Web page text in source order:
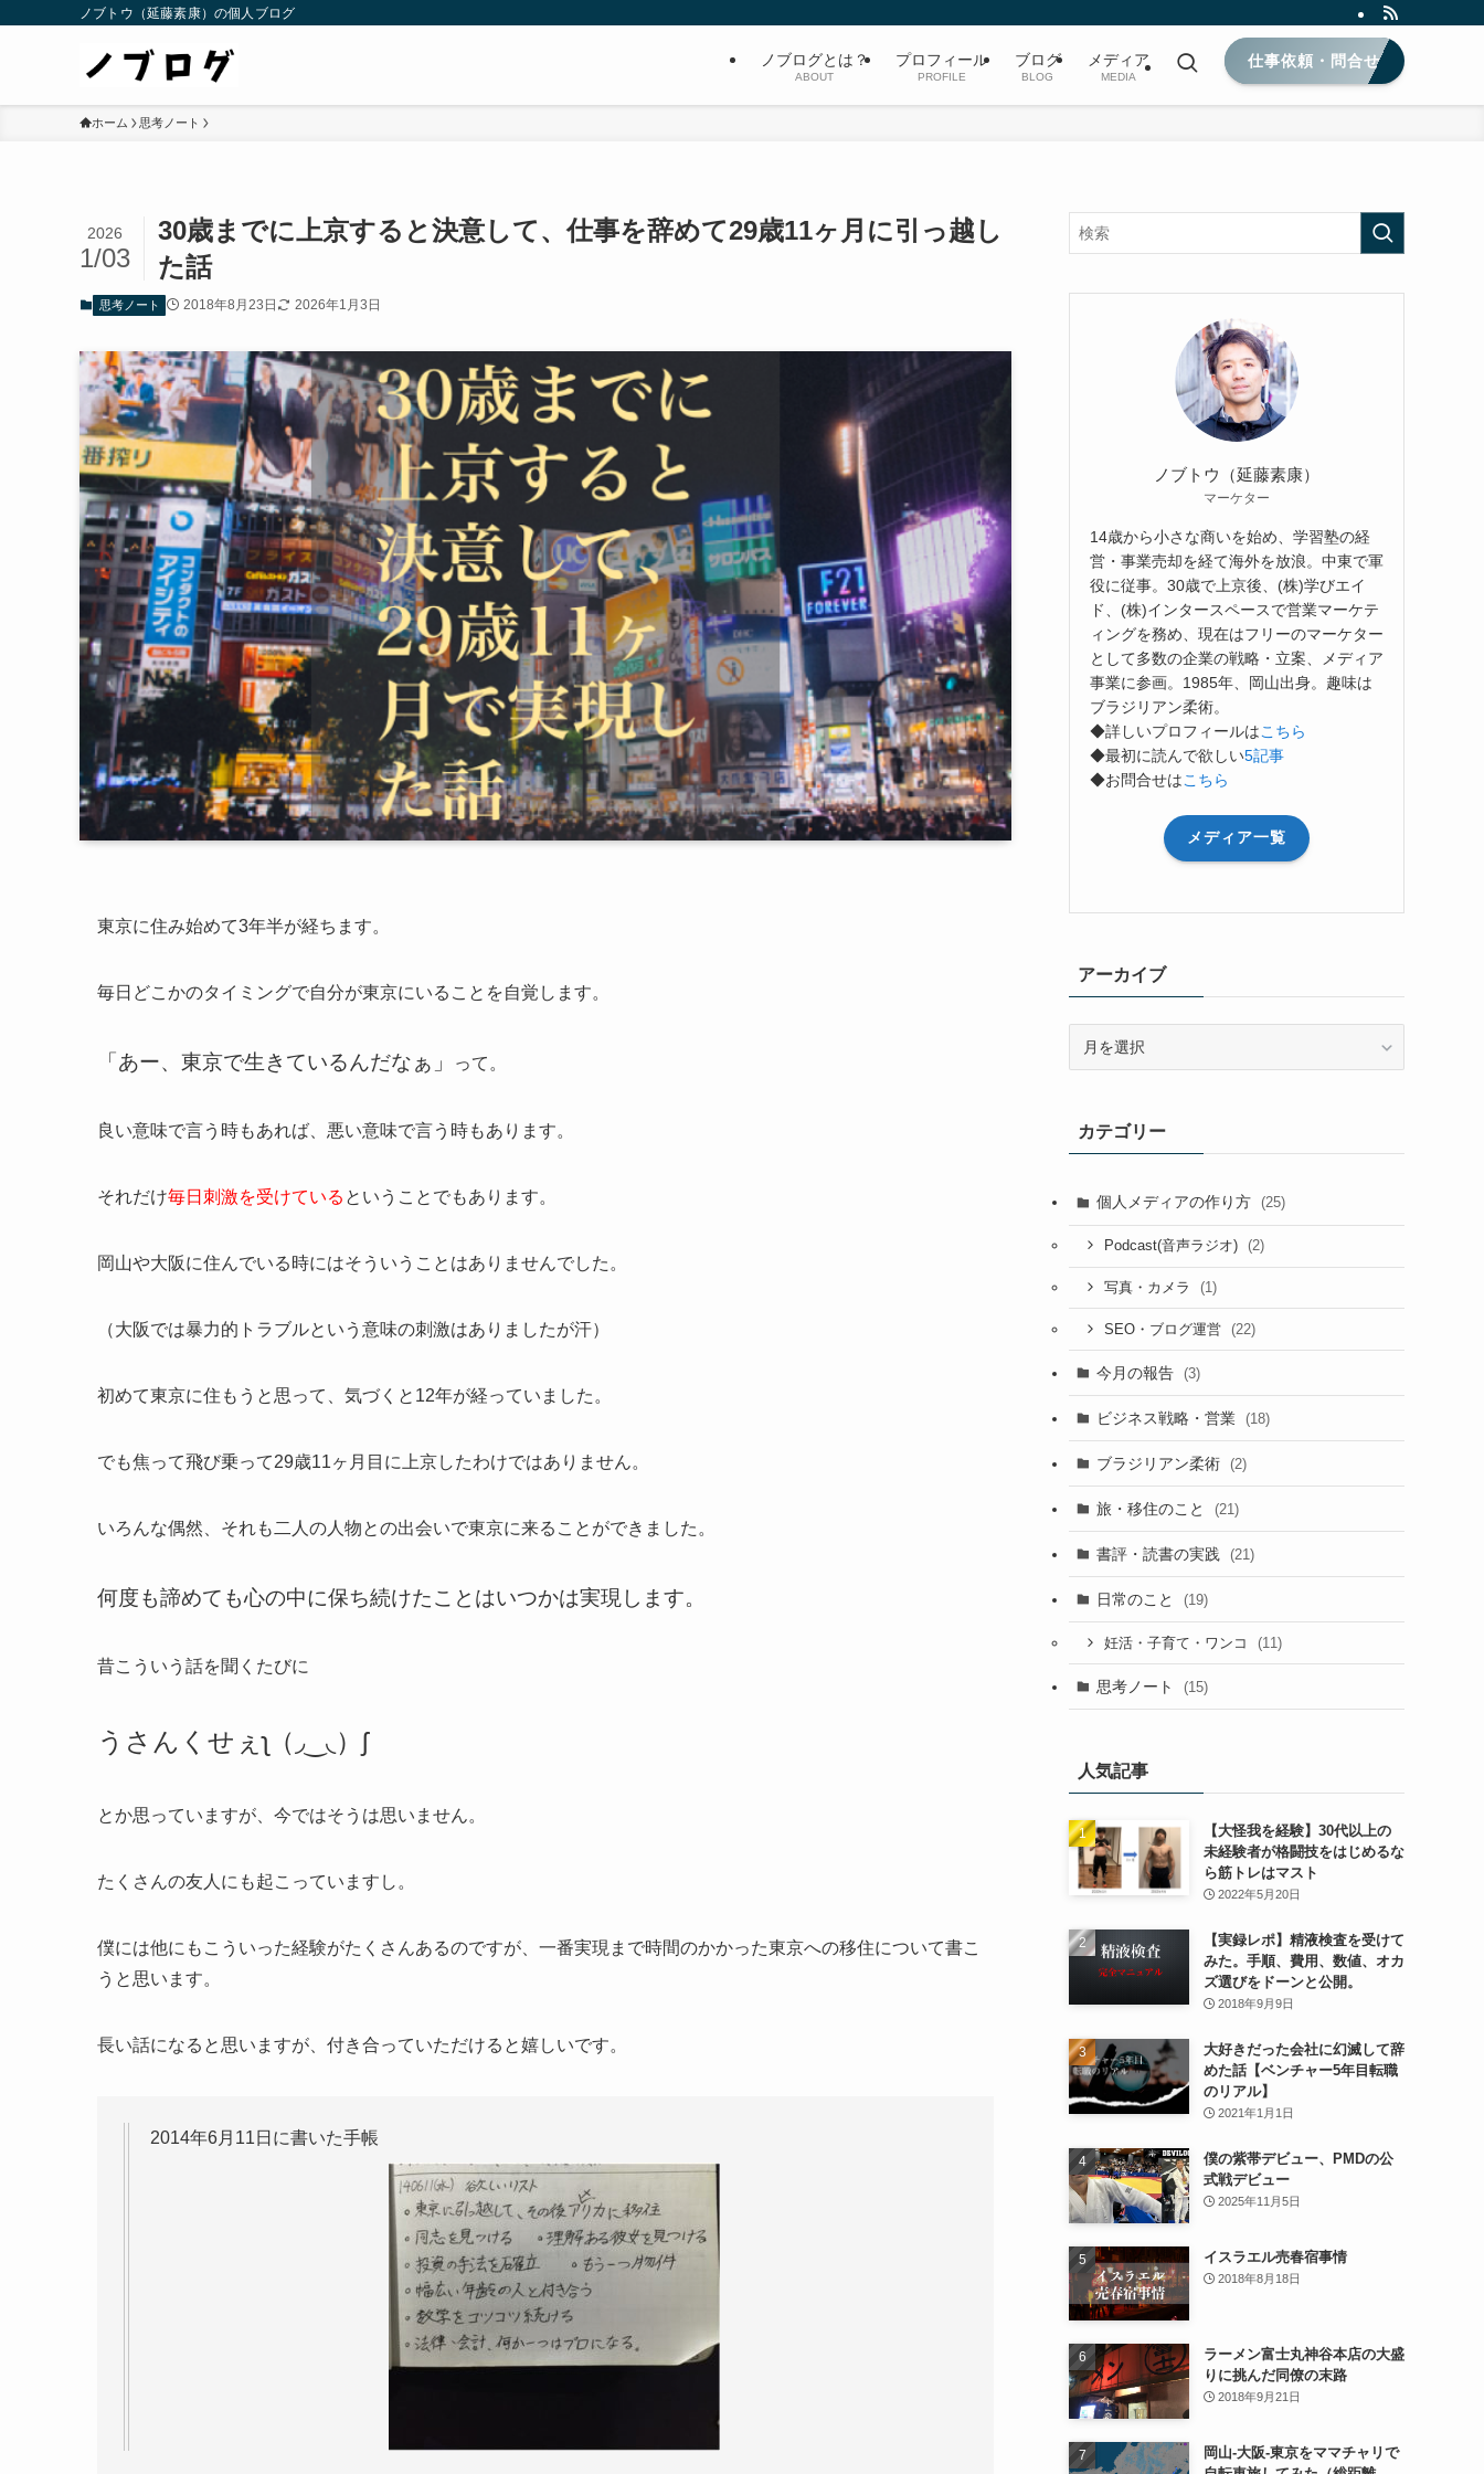
ノブトウ（延藤素康）の個人ブログ
ノブログとは？
ABOUT
プロフィール
PROFILE
ブログ
BLOG
メディア
MEDIA
仕事依頼・問合せ
ホーム 思考ノート
30歳までに上京すると決意して、仕事を辞めて29歳11ヶ月に引っ越し
た話
2026
1/03
思考ノート 2018年8月23日 2026年1月3日
東京に住み始めて3年半が経ちます。
毎日どこかのタイミングで自分が東京にいることを自覚します。
「あー、東京で生きているんだなぁ」 って。
良い意味で言う時もあれば、悪い意味で言う時もあります。
それだけ毎日刺激を受けている ということでもあります。
岡山や大阪に住んでいる時にはそういうことはありませんでした。
（大阪では暴力的トラブルという意味の刺激はありましたが汗）
初めて東京に住もうと思って、気づくと12年が経っていました。
でも焦って飛び乗って29歳11ヶ月目に上京したわけではありません。
いろんな偶然、それも二人の人物との出会いで東京に来ることができました。
何度も諦めても心の中に保ち続けたことはいつかは実現します。
昔こういう話を聞くたびに
うさんくせぇʅ（◞‿◟）ʃ
とか思っていますが、今ではそうは思いません。
たくさんの友人にも起こっていますし。
僕には他にもこういった経験がたくさんあるのですが、一番実現まで時間のかかった東京への移住について書こ
うと思います。
長い話になると思いますが、付き合っていただけると嬉しいです。
2014年6月11日に書いた手帳
ノブトウ（延藤素康）
マーケター
14歳から小さな商いを始め、学習塾の経
営・事業売却を経て海外を放浪。中東で軍
役に従事。30歳で上京後、(株)学びエイ
ド、(株)インタースペースで営業マーケテ
ィングを務め、現在はフリーのマーケター
として多数の企業の戦略・立案、メディア
事業に参画。1985年、岡山出身。趣味は
ブラジリアン柔術。
◆詳しいプロフィールはこちら
◆最初に読んで欲しい5記事
◆お問合せはこちら
メディア一覧
アーカイブ
ブカテゴリー
個人メディアの作り方 (25)
Podcast(音声ラジオ) (2)
写真・カメラ (1)
SEO・ブログ運営 (22)
今月の報告 (3)
ビジネス戦略・営業 (18)
ブラジリアン柔術 (2)
旅・移住のこと (21)
書評・読書の実践 (21)
日常のこと (19)
妊活・子育て・ワンコ (11)
思考ノート (15)
人気記事
【大怪我を経験】30代以上の
未経験者が格闘技をはじめるな
ら筋トレはマスト
2022年5月20日
【実録レポ】精液検査を受けて
みた。手順、費用、数値、オカ
ズ選びをドーンと公開。
2018年9月9日
大好きだった会社に幻滅して辞
めた話【ベンチャー5年目転職
のリアル】
2021年1月1日
僕の紫帯デビュー、PMDの公
式戦デビュー
2025年11月5日
イスラエル売春宿事情
2018年8月18日
ラーメン富士丸神谷本店の大盛
りに挑んだ同僚の末路
2018年9月21日
岡山-大阪-東京をママチャリで